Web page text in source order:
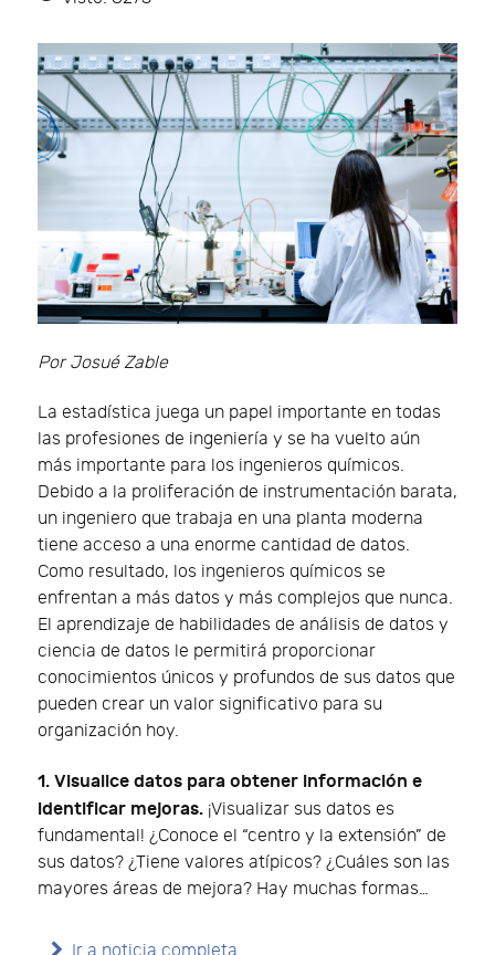
Por Josué Zable
La estadística juega un papel importante en todas
las profesiones de ingeniería y se ha vuelto aún
más importante para los ingenieros químicos.
Debido a la proliferación de instrumentación barata,
un ingeniero que trabaja en una planta moderna
tiene acceso a una enorme cantidad de datos.
Como resultado, los ingenieros químicos se
enfrentan a más datos y más complejos que nunca.
El aprendizaje de habilidades de análisis de datos y
ciencia de datos le permitirá proporcionar
conocimientos únicos y profundos de sus datos que
pueden crear un valor significativo para su
organización hoy.
1. Visualice datos para obtener información e
identificar mejoras. ¡Visualizar sus datos es
fundamental! ¿Conoce el “centro y la extensión” de
sus datos? ¿Tiene valores atípicos? ¿Cuáles son las
mayores áreas de mejora? Hay muchas formas…
Ir a noticia completa